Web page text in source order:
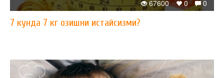
0
0
67600
7 кунда 7 кг озишни истайсизми?